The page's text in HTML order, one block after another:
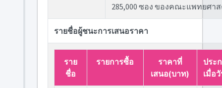
285,000 ซอง ของคณะแพทยศา
รายชื่อผู้ชนะการเสนอราคา
ราย
ชื่อ
รายการซื้อ
ราคาที่
เสนอ(บาท)
ประ
เมื่อ